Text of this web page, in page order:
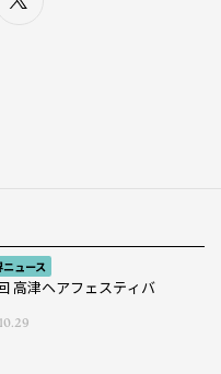
ュース
高津ヘアフェスティバ